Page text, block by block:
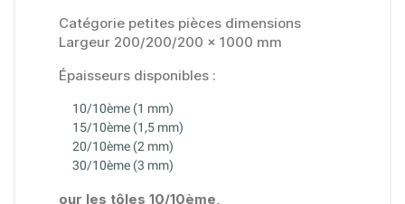
Catégorie petites pièces dimensions
Largeur 200/200/200 x 1000 mm
Épaisseurs disponibles :
10/10ème (1 mm)
15/10ème (1,5 mm)
20/10ème (2 mm)
30/10ème (3 mm)
our les tôles 10/10ème,